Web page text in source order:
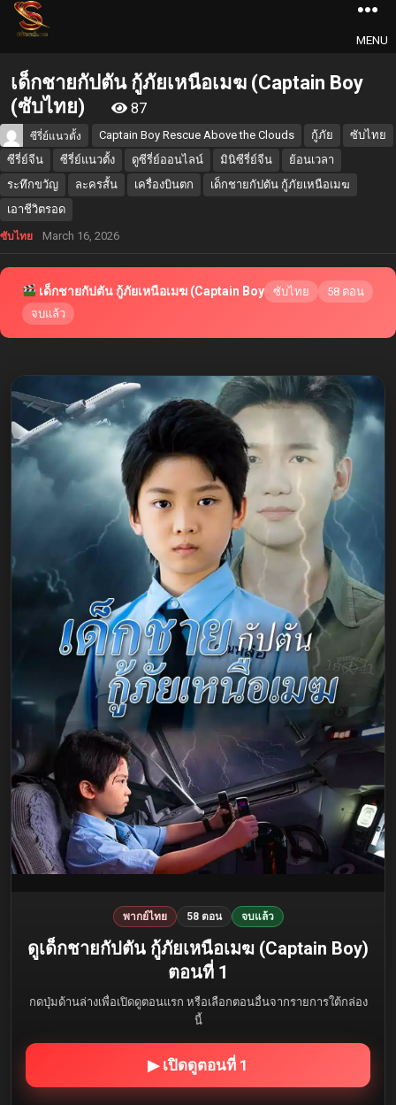
MENU
เด็กชายกัปตัน กู้ภัยเหนือเมฆ (Captain Boy
(ซับไทย)
87
ซีรี่ย์แนวตั้ง Captain Boy Rescue Above the Clouds กู้ภัย
ซับไทย
ซีรี่ย์จีน
ซีรี่ย์แนวตั้ง ดูซีรี่ย์ออนไลน์ มินิซีรี่ย์จีน
ย้อนเวลา
ระทึกขวัญ
ละครสั้น เครื่องบินตก
เด็กชายกัปตัน กู้ภัยเหนือเมฆ
เอาชีวิตรอด
ซับไทย March 16, 2026
เด็กชายกัปตัน กู้ภัยเหนือเมฆ (Captain Boy ซับไทย
58 ตอน
จบแล้ว
พากย์ไทย 58 ตอน จบแล้ว
ดูเด็กชายกัปตัน กู้ภัยเหนือเมฆ (Captain Boy)
ตอนที่ 1
กดปุ่มด้านล่างเพื่อเปิดดูตอนแรก หรือเลือกตอนอื่นจากรายการใต้กล่อง
นี้
▶ เปิดดูตอนที่ 1